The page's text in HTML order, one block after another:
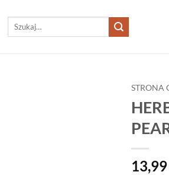
Szukaj:
STRONA
13,99